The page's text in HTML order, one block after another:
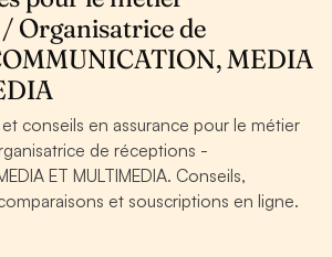
Organisatrice de
MEDIA
conseils en assurance pour le métier
de réceptions -
ET MULTIMEDIA. Conseils,
et souscriptions en ligne.